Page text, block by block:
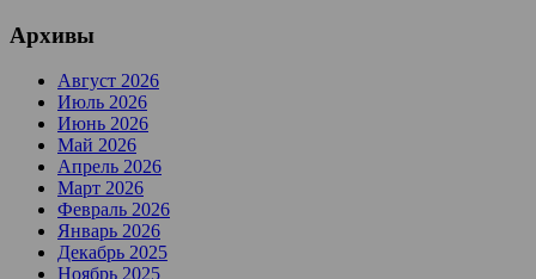
Архивы
Август 2026
Июль 2026
Июнь 2026
Май 2026
Апрель 2026
Март 2026
Февраль 2026
Январь 2026
Декабрь 2025
Ноябрь 2025